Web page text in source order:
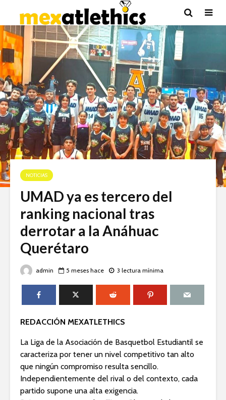
NOTICIAS
UMAD ya es tercero del
ranking nacional tras
derrotar a la Anáhuac
Querétaro
admin 5 meses hace 3 lectura mínima
REDACCIÓN MEXATLETHICS
La Liga de la Asociación de Basquetbol Estudiantil se
caracteriza por tener un nivel competitivo tan alto
que ningún compromiso resulta sencillo.
Independientemente del rival o del contexto, cada
partido supone una alta exigencia.